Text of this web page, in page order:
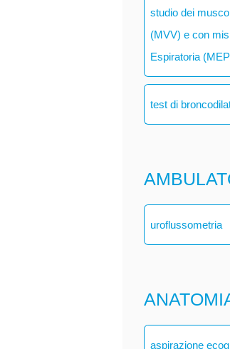
studio dei
(MVV) e con
Espiratoria
test di
uroflussometria
aspirazione